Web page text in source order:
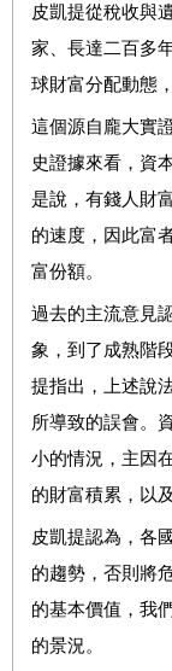
皮凱提從稅收與
家、長達二百多
球財富分配動態
這個源自龐大實
史證據來看，資
是說，有錢人財
的速度，因此富
富份額。
過去的主流意見
象，到了成熟階
提指出，上述說
所導致的誤會。
小的情況，主因
的財富積累，以
皮凱提認為，各
的趨勢，否則將
的基本價值，我
的景況。